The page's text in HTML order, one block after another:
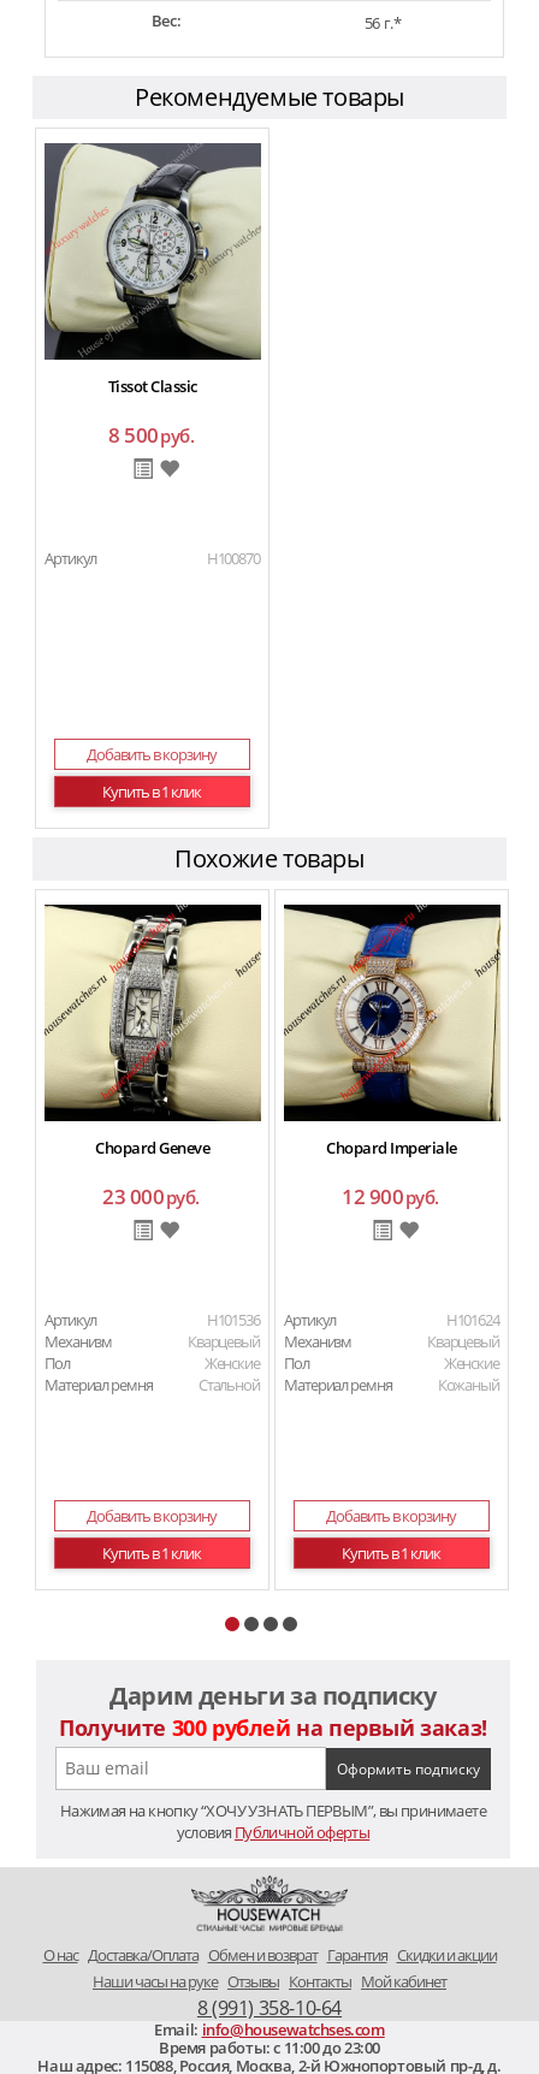
Вес:
56 г.*
Рекомендуемые товары
Tissot Classic
8 500руб.
Артикул H100870
Добавить в корзину
Купить в 1 клик
Похожие товары
Chopard Geneve
23 000руб.
Артикул
H101536
Механизм
Кварцевый
Пол
Женские
Материал ремня
Стальной
Добавить в корзину
Купить в 1 клик
Chopard Imperiale
12 900руб.
Артикул
H101624
Механизм
Кварцевый
Пол
Женские
Материал ремня
Кожаный
Добавить в корзину
Купить в 1 клик
Дарим деньги за подписку
Получите 300 рублей на первый заказ!
Нажимая на кнопку “ХОЧУ УЗНАТЬ ПЕРВЫМ”, вы принимаете
условия Публичной оферты
O нас Доставка/Оплата Обмен и возврат Гарантия Скидки и акции
Наши часы на руке Отзывы Контакты Мой кабинет
8 (991) 358-10-64
Email: info@housewatchses.com
Время работы: c 11:00 до 23:00
Наш адрес: 115088, Россия, Москва 2-й Южнопортовый пр-д, д.